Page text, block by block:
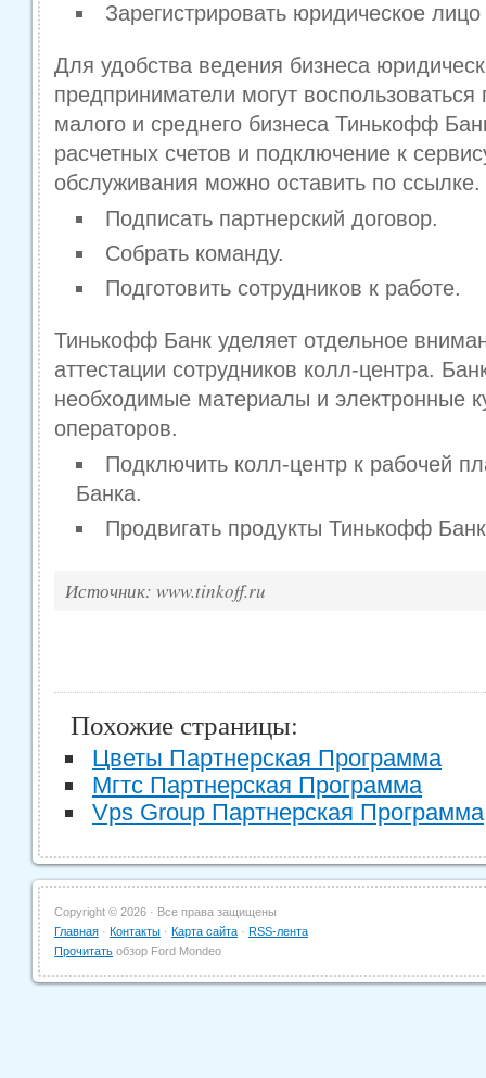
Зарегистрировать юридическое
Для удобства ведения бизнеса
предприниматели могут
малого и среднего бизнеса Тинькофф
расчетных счетов и подключение к
обслуживания можно оставить по ссылке.
Подписать партнерский договор.
Собрать команду.
Подготовить сотрудников к работе.
Тинькофф Банк уделяет отдельное
аттестации сотрудников колл-центра.
необходимые материалы и электронные
операторов.
Подключить колл-центр к рабочей
Банка.
Продвигать продукты Тинькофф
Источник: www.tinkoff.ru
Похожие страницы:
Цветы Партнерская Программа
Мгтс Партнерская Программа
Vps Group Партнерская Программа
Copyright © 2026 · Все права защищены
Главная · Контакты · Карта сайта · RSS-лента
Прочитать обзор Ford Mondeo